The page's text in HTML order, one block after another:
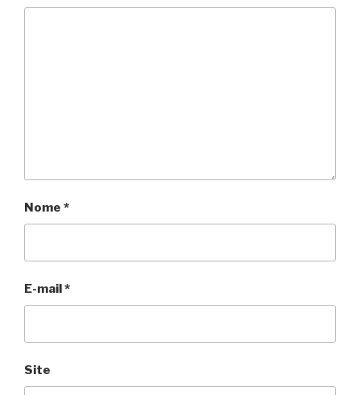
Nome *
E-mail*
Site